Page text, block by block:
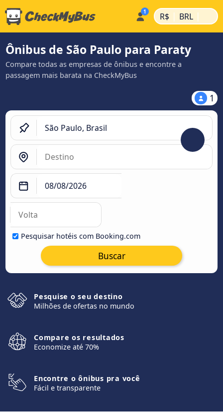
R$ | BRL |
Ônibus de São Paulo para Paraty
Compare todas as empresas de ônibus e encontre a
passagem mais barata na CheckMyBus
1
Pesquisar hotéis com Booking.com
Buscar
Pesquise o seu destino
Milhões de ofertas no mundo
Compare os resultados
Economize até 70%
Encontre o ônibus pra você
Fácil e transparente